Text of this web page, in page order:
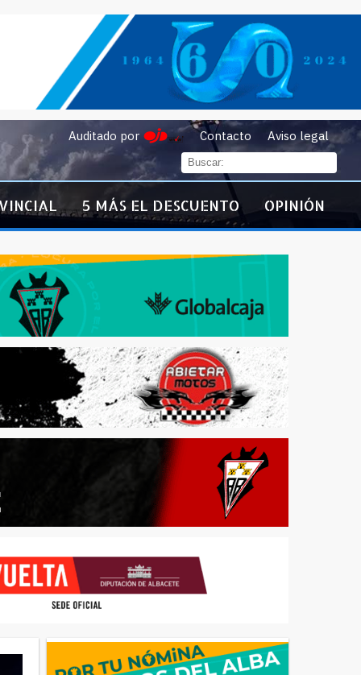
Auditado por Contacto Aviso legal
5 MÁS EL DESCUENTO OPINIÓN